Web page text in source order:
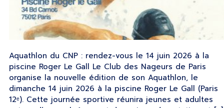
Aquathlon du CNP : rendez-vous le 14 juin 2026 à la
piscine Roger Le Gall Le Club des Nageurs de Paris
organise la nouvelle édition de son Aquathlon, le
dimanche 14 juin 2026 à la piscine Roger Le Gall (Paris
12ᵉ). Cette journée sportive réunira jeunes et adultes